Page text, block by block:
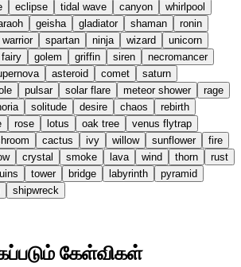
eclipse tidal wave canyon
whirlpool
geisha gladiator shaman
ronin
spartan ninja wizard
unicorn
fairy golem griffin siren
necromancer
asteroid comet
saturn
pulsar solar flare meteor shower
rage
solitude desire chaos
rebirth
rose lotus oak tree
venus flytrap
cactus ivy willow sunflower
fire
crystal smoke lava wind thorn
rust
tower bridge labyrinth
pyramid
shipwreck
கேள்விகள்